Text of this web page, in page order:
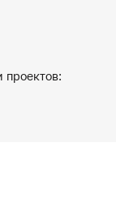
проектов: